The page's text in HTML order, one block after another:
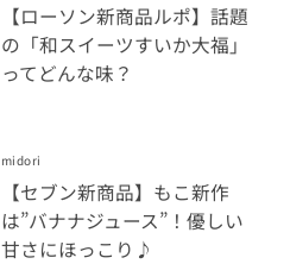
【ローソン新商品ルポ】話題
の「和スイーツすいか大福」
ってどんな味？
midori
【セブン新商品】もこ新作
は”バナナジュース”！優しい
甘さにほっこり♪